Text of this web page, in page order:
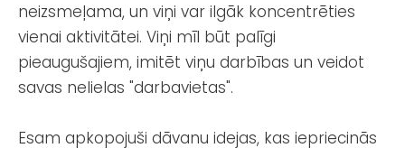
neizsmeļama, un viņi var ilgāk koncentrēties
vienai aktivitātei. Viņi mīl būt palīgi
pieaugušajiem, imitēt viņu darbības un veidot
savas nelielas "darbavietas".
Esam apkopojuši dāvanu idejas, kas iepriecinās